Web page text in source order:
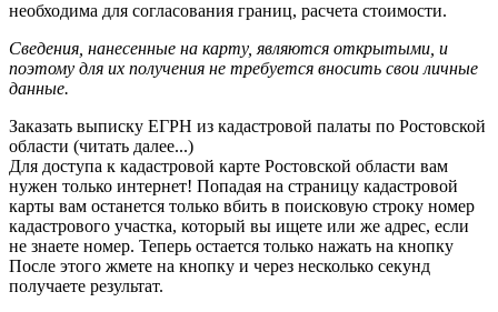
необходима для согласования границ, расчета стоимости.
Сведения, нанесенные на карту, являются открытыми, и
поэтому для их получения не требуется вносить свои личные
данные.
Заказать выписку ЕГРН из кадастровой палаты по Ростовской
области (читать далее...)
Для доступа к кадастровой карте Ростовской области вам
нужен только интернет! Попадая на страницу кадастровой
карты вам останется только вбить в поисковую строку номер
кадастрового участка, который вы ищете или же адрес, если
не знаете номер. Теперь остается только нажать на кнопку
После этого жмете на кнопку и через несколько секунд
получаете результат.